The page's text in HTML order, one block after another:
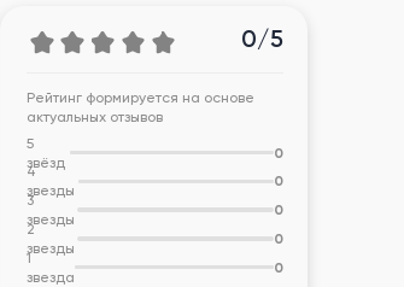
0/5
Рейтинг формируется на основе
актуальных отзывов
5
звёзд
0
4
звезды
0
3
звезды
0
2
звезды
0
1
звезда
0